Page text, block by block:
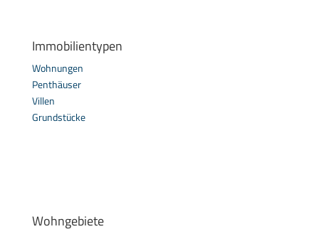
Immobilientypen
Wohnungen
Penthäuser
Villen
Grundstücke
Wohngebiete